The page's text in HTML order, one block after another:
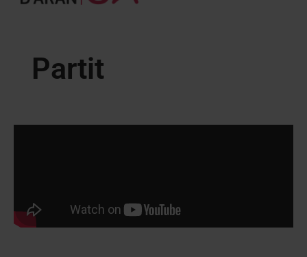
Partit